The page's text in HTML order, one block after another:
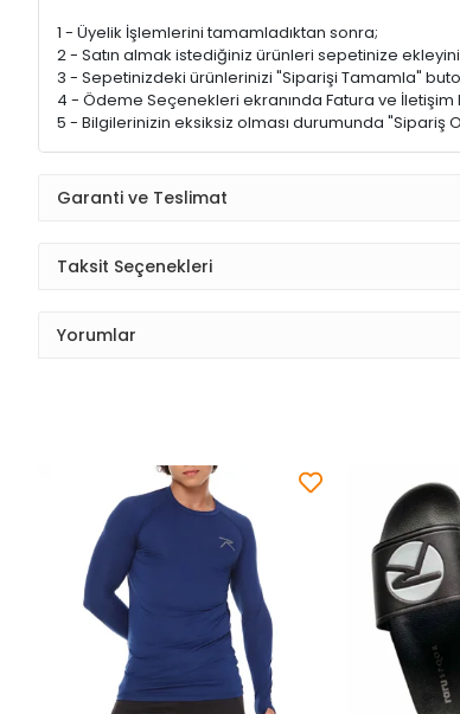
1 - Üyelik İşlemlerini tamamladıktan sonra;
2 - Satın almak istediğiniz ürünleri sepetinize
3 - Sepetinizdeki ürünlerinizi "Siparişi Tamamla"
4 - Ödeme Seçenekleri ekranında Fatura ve
5 - Bilgilerinizin eksiksiz olması durumunda "Sipariş
Garanti ve Teslimat
Taksit Seçenekleri
Yorumlar